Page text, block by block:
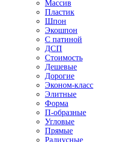
Массив
Пластик
Шпон
Экошпон
С патиной
ДСП
Стоимость
Дешевые
Дорогие
Эконом-класс
Элитные
Форма
П-образные
Угловые
Прямые
Радиусные